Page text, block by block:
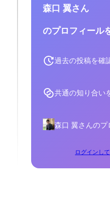
森口 翼さん
のプロフィール
過去の投稿を確
共通の知り合い
森口 翼さんのプ
ログインし